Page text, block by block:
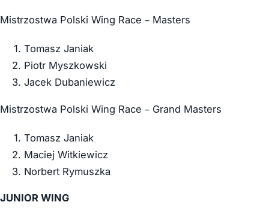
Mistrzostwa Polski Wing Race – Masters
Tomasz Janiak
Piotr Myszkowski
Jacek Dubaniewicz
Mistrzostwa Polski Wing Race – Grand Masters
Tomasz Janiak
Maciej Witkiewicz
Norbert Rymuszka
JUNIOR WING